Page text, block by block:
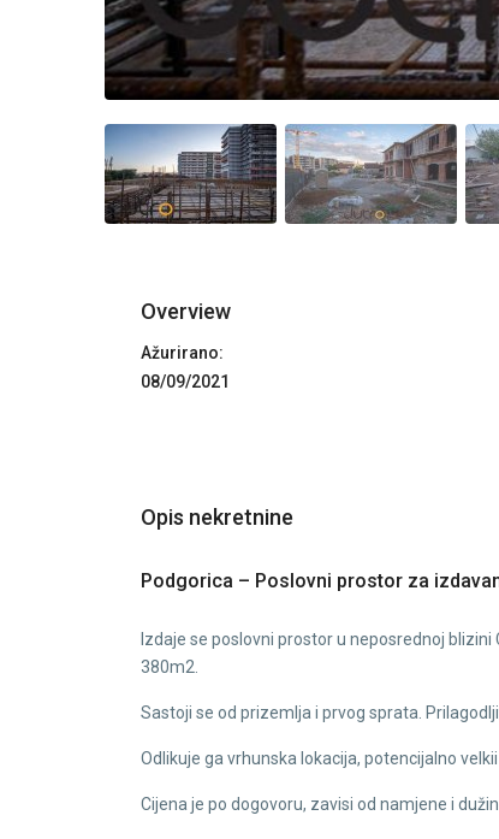
Overview
Ažurirano:
08/09/2021
Opis nekretnine
Podgorica – Poslovni prostor za
Izdaje se poslovni prostor u neposrednoj
380m2.
Sastoji se od prizemlja i prvog sprata.
Odlikuje ga vrhunska lokacija, potencijalno
Cijena je po dogovoru, zavisi od namjene i